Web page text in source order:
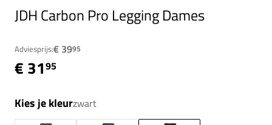
JDH Carbon Pro Legging Dames
Adviesprijs:€ 3995
€ 3195
Kies je kleurzwart